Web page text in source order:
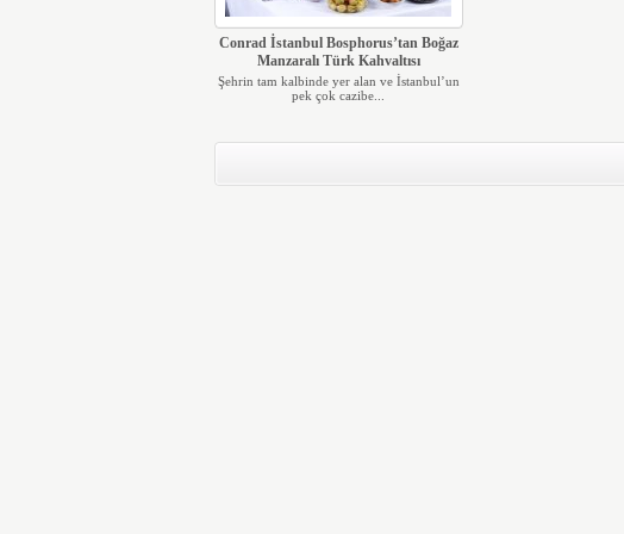
Conrad İstanbul Bosphorus’tan Boğaz
Manzaralı Türk Kahvaltısı
Şehrin tam kalbinde yer alan ve İstanbul’un
pek çok cazibe...